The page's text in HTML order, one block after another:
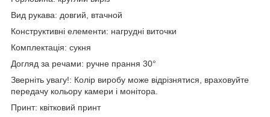
Вид рукава: довгий, втачной
Конструктивні елементи: нагрудні виточки
Комплектація: сукня
Догляд за речами: ручне прання 30°
Зверніть увагу!: Колір виробу може відрізнятися, враховуйте
передачу кольору камери і монітора.
Принт: квітковий принт